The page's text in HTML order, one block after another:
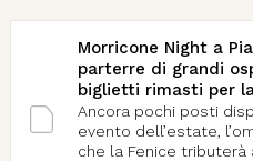
Morricone Night a
parterre di grandi
biglietti rimasti per
Ancora pochi posti
evento dell’estate,
che la Fenice